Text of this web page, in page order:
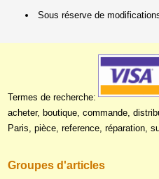
Sous réserve de
Termes de recherche:
acheter, boutique, commande,
Paris, pièce, reference, réparation,
Groupes d'articles